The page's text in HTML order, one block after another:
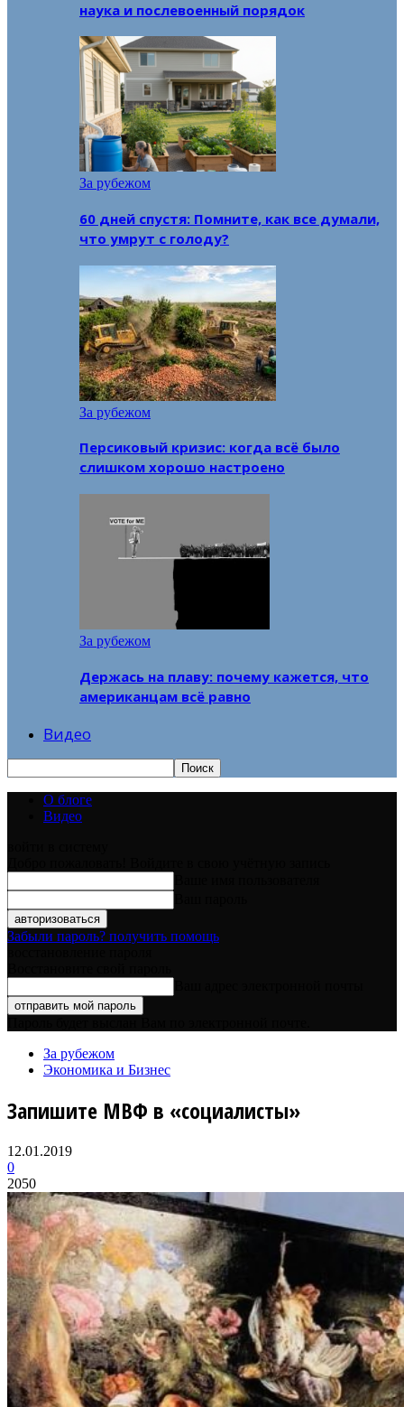
наука и послевоенный порядок
За рубежом
60 дней спустя: Помните, как все думали,
что умрут с голоду?
За рубежом
Персиковый кризис: когда всё было
слишком хорошо настроено
За рубежом
Держась на плаву: почему кажется, что
американцам всё равно
Видео
О блоге
Видео
Забыли пароль? получить помощь
За рубежом
Экономика и Бизнес
Запишите МВФ в «социалисты»
12.01.2019
0
2050